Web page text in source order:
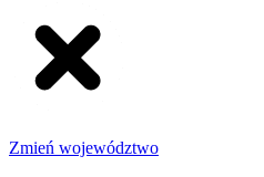
Zmień województwo